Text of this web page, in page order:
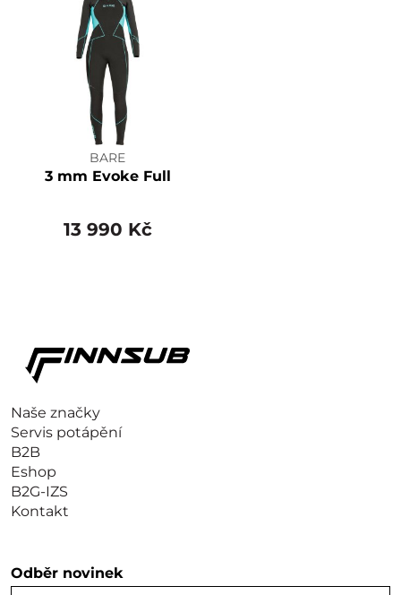
BARE
3 mm Evoke Full
13 990 Kč
Naše značky
Servis potápění
B2B
Eshop
B2G-IZS
Kontakt
Odběr novinek